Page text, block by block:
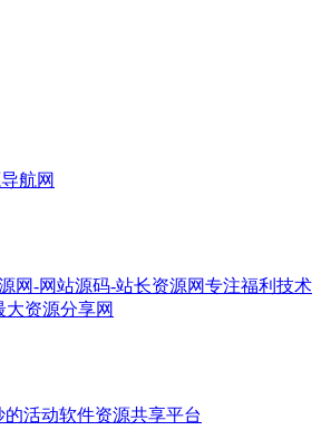
航网
网-网站源码-站长资源网专注福利技术
资源分享网
活动软件资源共享平台